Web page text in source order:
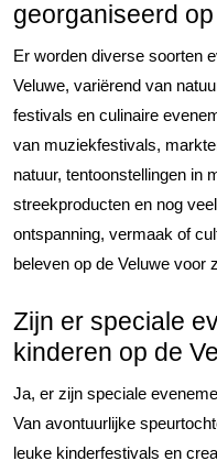
georganiseerd
Er worden diverse soorten
Veluwe, variërend van
festivals en culinaire
van muziekfestivals,
natuur, tentoonstellingen in
streekproducten en nog
ontspanning, vermaak of
beleven op de Veluwe voor
Zijn er speciale
kinderen op de
Ja, er zijn speciale
Van avontuurlijke
leuke kinderfestivals en